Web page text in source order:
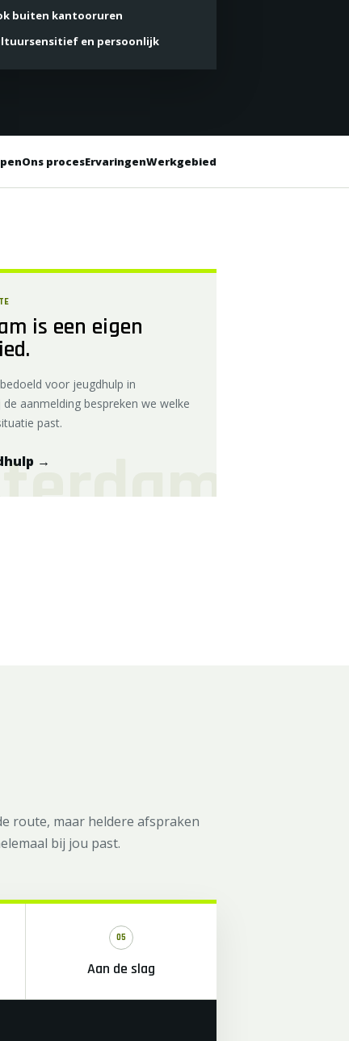
buiten kantooruren
en persoonlijk
Ons procesErvaringenWerkgebied
is een eigen
voor jeugdhulp in
aanmelding bespreken we welke
past.
→
route, maar heldere afspraken
bij jou past.
05
Aan de slag